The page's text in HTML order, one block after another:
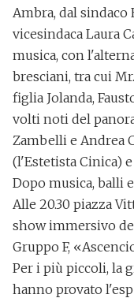
Ambra, dal sindaco
vicesindaca Laura
musica, con
bresciani, tra cui
figlia Jolanda,
volti noti del
Zambelli e Andrea
(l'Estetista Cinica)
Dopo musica, balli
Alle 20.30 piazza
show immersivo
Gruppo F,
Per i più piccoli, la
hanno provato